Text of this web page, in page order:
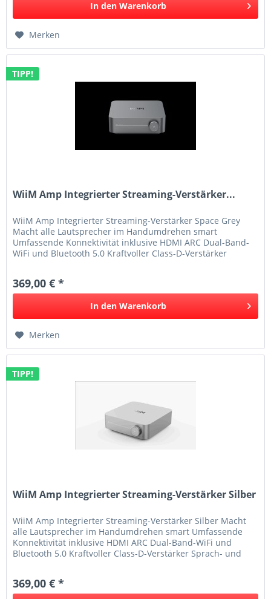
In den Warenkorb
Merken
TIPP!
WiiM Amp Integrierter Streaming-Verstärker...
WiiM Amp Integrierter Streaming-Verstärker Space Grey
Macht alle Lautsprecher im Handumdrehen smart
Umfassende Konnektivität inklusive HDMI ARC Dual-Band-
WiFi und Bluetooth 5.0 Kraftvoller Class-D-Verstärker
369,00 € *
In den Warenkorb
Merken
TIPP!
WiiM Amp Integrierter Streaming-Verstärker Silber
WiiM Amp Integrierter Streaming-Verstärker Silber Macht
alle Lautsprecher im Handumdrehen smart Umfassende
Konnektivität inklusive HDMI ARC Dual-Band-WiFi und
Bluetooth 5.0 Kraftvoller Class-D-Verstärker Sprach- und
369,00 € *